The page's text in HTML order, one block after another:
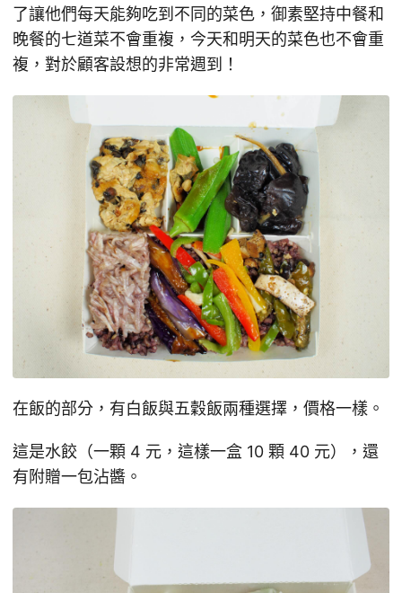
了讓他們每天能夠吃到不同的菜色，御素堅持中餐和
晚餐的七道菜不會重複，今天和明天的菜色也不會重
複，對於顧客設想的非常週到！
在飯的部分，有白飯與五穀飯兩種選擇，價格一樣。
這是水餃（一顆 4 元，這樣一盒 10 顆 40 元），還
有附贈一包沾醬。